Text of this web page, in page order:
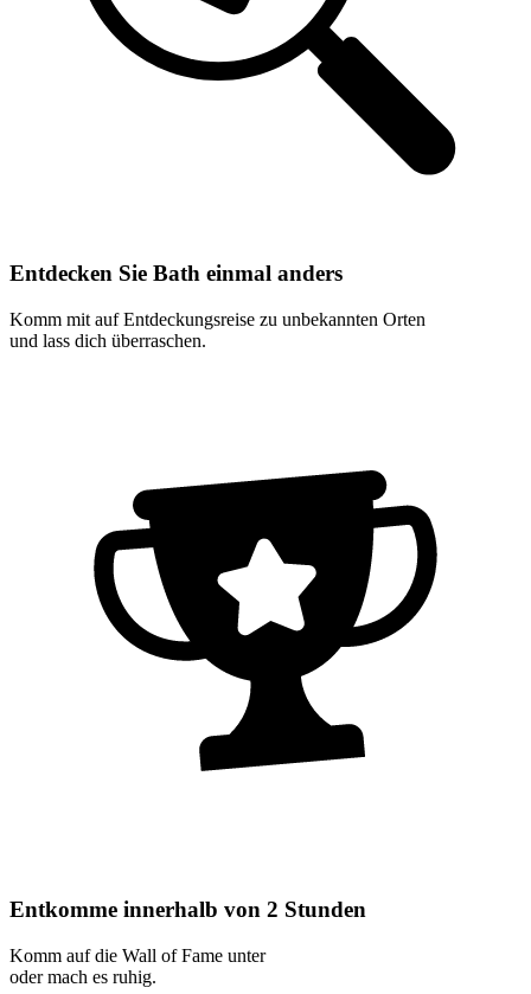
Entdecken Sie Bath einmal anders
Komm mit auf Entdeckungsreise zu unbekannten Orten
und lass dich überraschen.
Entkomme innerhalb von 2 Stunden
Komm auf die Wall of Fame unter
oder mach es ruhig.